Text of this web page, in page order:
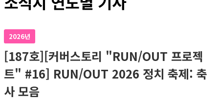
2026년
[187호][커버스토리 "RUN/OUT 프로젝
트" #16] RUN/OUT 2026 정치 축제: 축
사 모음